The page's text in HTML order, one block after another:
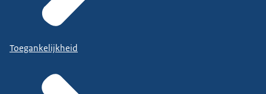
Toegankelijkheid